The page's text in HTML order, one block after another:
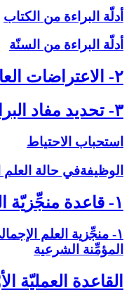
أدلّة البراءة من الكتاب
أدلّة البراءة من السنّة
۲- الاعتراضات العامّة
۳- تحديد مفاد البراءة
استحباب الاحتياط
الوظيفةفي حالة العلم
۱- قاعدة منجِّزيّة العلم الإجمالي‏
۱- منجِّزية العلم
المؤمِّنة الشرعية
القاعدة العمليّة